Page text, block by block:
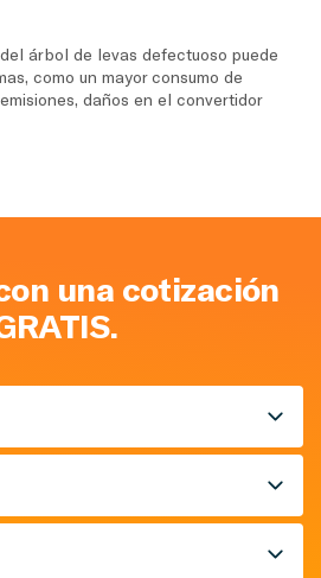
árbol de levas defectuoso puede
como un mayor consumo de
daños en el convertidor
una cotización